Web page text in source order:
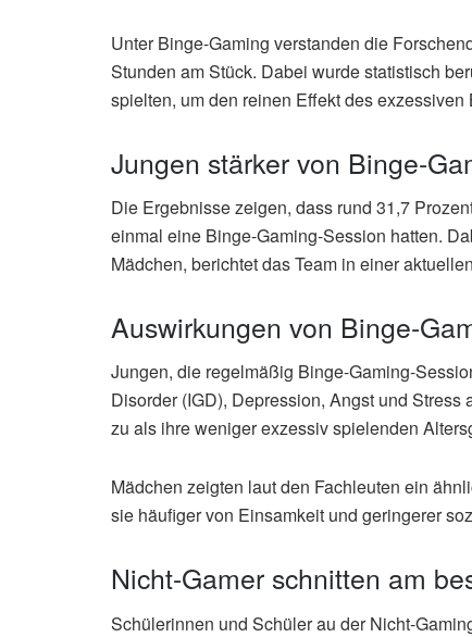
Unter Binge-Gaming verstanden die
Stunden am Stück. Dabei wurde statistisch
spielten, um den reinen Effekt des
Jungen stärker von Binge-
Die Ergebnisse zeigen, dass rund 31,7
einmal eine Binge-Gaming-Session hatten.
Mädchen, berichtet das Team in einer aktuellen
Auswirkungen von Binge-
Jungen, die regelmäßig Binge-Gaming-
Disorder (IGD), Depression, Angst und
zu als ihre weniger exzessiv spielenden
Mädchen zeigten laut den Fachleuten ein
sie häufiger von Einsamkeit und geringerer
Nicht-Gamer schnitten am
Schülerinnen und Schüler au der Nicht-